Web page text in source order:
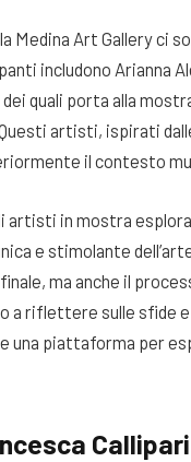
Medina Art Gallery ci
includono Arianna
quali porta alla
artisti, ispirati
il contesto
in mostra
e stimolante
ma anche il
a riflettere sulle sfide
una piattaforma per
Callipari